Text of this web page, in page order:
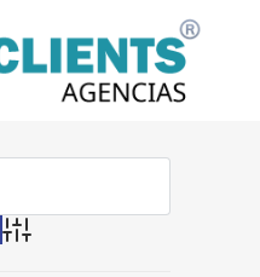
Búsqueda avanzada